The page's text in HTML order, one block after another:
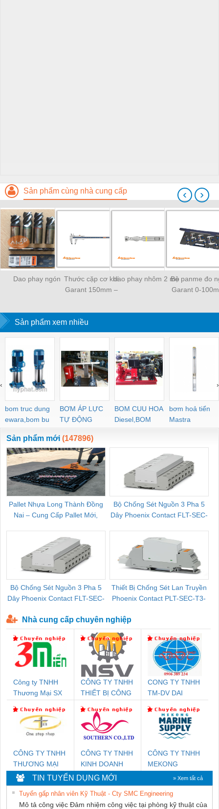
Sản phẩm cùng nhà cung cấp
Dao phay ngón Thước cặp cơ khí
Garant 150mm –
dao phay nhôm 2 meBộ panme đo
Garant 0-
‹ ›
Sản phẩm xem nhiều
bom truc dung
ewara,bom bu
ewara
BƠM ÁP LỰC
TỰ ĐỘNG
BOM CUU HOA
Diesel,BOM
CHUA CHAY
bơm hoả tiển
Mastra
‹ ›
Sản phẩm mới (147896)
Pallet Nhựa Long Thành Đồng
Nai – Cung Cấp Pallet Mới,
Bộ Chống Sét Nguồn 3 Pha 5
Dây Phoenix Contact FLT-SEC-
Bộ Chống Sét Nguồn 3 Pha 5
Dây Phoenix Contact FLT-SEC-
Thiết Bị Chống Sét Lan Truyền
Phoenix Contact PLT-SEC-T3-
Nhà cung cấp chuyên nghiệp
Công ty TNHH
Thương Mại SX
CÔNG TY TNHH
THIẾT BỊ CÔNG
SETSUBI VIỆT
NAM
CONG TY TNHH
TM-DV DAI
CÔNG TY TNHH
THƯƠNG MẠI
THIÊN ÂN VIỆT
NAM
CÔNG TY TNHH
KINH DOANH
DỊCH VỤ XNK
PHƯƠNG NAM
CÔNG TY TNHH
MEKONG
SUPPLY
TIN TUYỂN DỤNG MỚI » Xem tất cả
Tuyển gấp nhân viên Kỹ Thuật - Cty SMC Engineering
Mô tả công việc Đảm nhiệm công việc tại phòng kỹ thuật của